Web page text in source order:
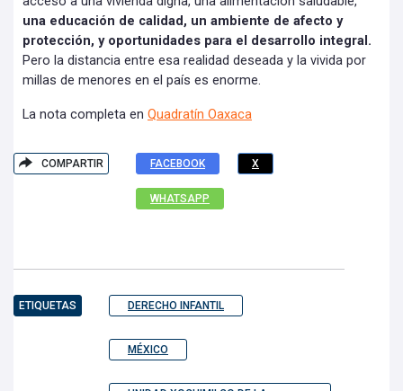
una educación de calidad, un ambiente de afecto y
protección, y oportunidades para el desarrollo integral.
Pero la distancia entre esa realidad deseada y la vivida por
millas de menores en el país es enorme.
La nota completa en Quadratín Oaxaca
COMPARTIR FACEBOOK X
WHATSAPP
ETIQUETAS DERECHO INFANTIL
MÉXICO